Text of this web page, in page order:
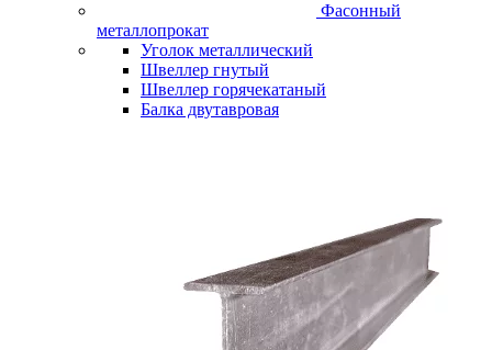
Фасонный
металлопрокат
Уголок металлический
Швеллер гнутый
Швеллер горячекатаный
Балка двутавровая